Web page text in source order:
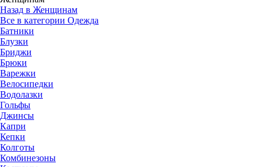
Назад в Женщинам
Все в категории Одежда
Батники
Блузки
Бриджи
Брюки
Варежки
Велосипедки
Водолазки
Гольфы
Джинсы
Капри
Кепки
Колготы
Комбинезоны